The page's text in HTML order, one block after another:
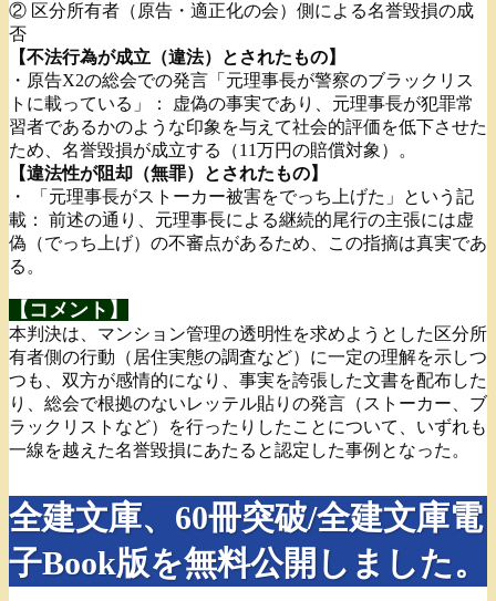
② 区分所有者（原告・適正化の会）側による名誉毀損の成
否
【不法行為が成立（違法）とされたもの】
・原告X2の総会での発言「元理事長が警察のブラックリス
トに載っている」： 虚偽の事実であり、元理事長が犯罪常
習者であるかのような印象を与えて社会的評価を低下させた
ため、名誉毀損が成立する（11万円の賠償対象）。
【違法性が阻却（無罪）とされたもの】
・ 「元理事長がストーカー被害をでっち上げた」という記
載： 前述の通り、元理事長による継続的尾行の主張には虚
偽（でっち上げ）の不審点があるため、この指摘は真実であ
る。
【コメント】
本判決は、マンション管理の透明性を求めようとした区分所
有者側の行動（居住実態の調査など）に一定の理解を示しつ
つも、双方が感情的になり、事実を誇張した文書を配布した
り、総会で根拠のないレッテル貼りの発言（ストーカー、ブ
ラックリストなど）を行ったりしたことについて、いずれも
一線を越えた名誉毀損にあたると認定した事例となった。
全建文庫、60冊突破/全建文庫電
子Book版を無料公開しました。